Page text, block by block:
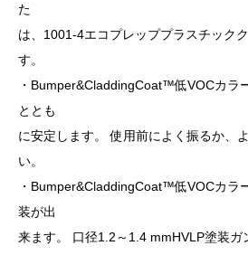
た
は、1001-4エコプレッププラスチック
す。
・Bumper&CladdingCoat™低VOCカラ
ととも
に安定します。 使用前によく振るか、
い。
・Bumper&CladdingCoat™低VOCカラ
装が出
来ます。 口径1.2～1.4 mmHVLP塗装ガ